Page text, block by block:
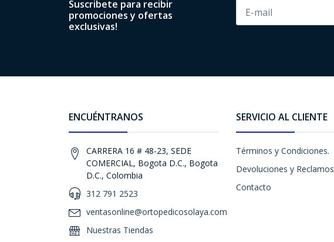
Suscribete para recibir
promociones y ofertas
exclusivas!
ENCUÉNTRANOS
CARRERA 16 # 48-23, SEDE
COMERCIAL, Bogota D.C., Bogota
D.C., Colombia
312 791 2523
ventasonline@ortopedicosolaya.com
Nuestras Tiendas
SERVICIO AL CLIENTE
Términos y Condiciones.
Devoluciones y Reclamos
Contacto